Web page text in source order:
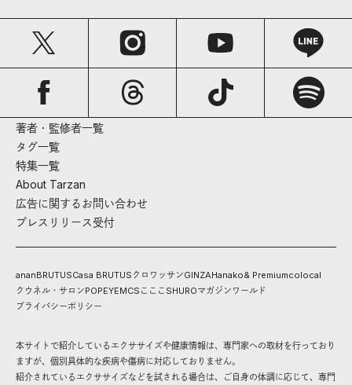
著者・監修者一覧
タグ一覧
特集一覧
About Tarzan
広告に関するお問い合わせ
プレスリリース受付
ananBRUTUSCasa BRUTUS クロワッサンGINZAHanako& Premiumcolocal
クウネル・サロンPOPEYEMCS こここ SHUROマガジンワールド
プライバシーポリシー
本サイトで紹介しているエクササイズや健康情報は、専門家への取材を行っており
ますが、個別具体的な疾病や傷病に対応しておりません。
紹介されているエクササイズなどを試される場合は、ご自身の体調に応じて、専門